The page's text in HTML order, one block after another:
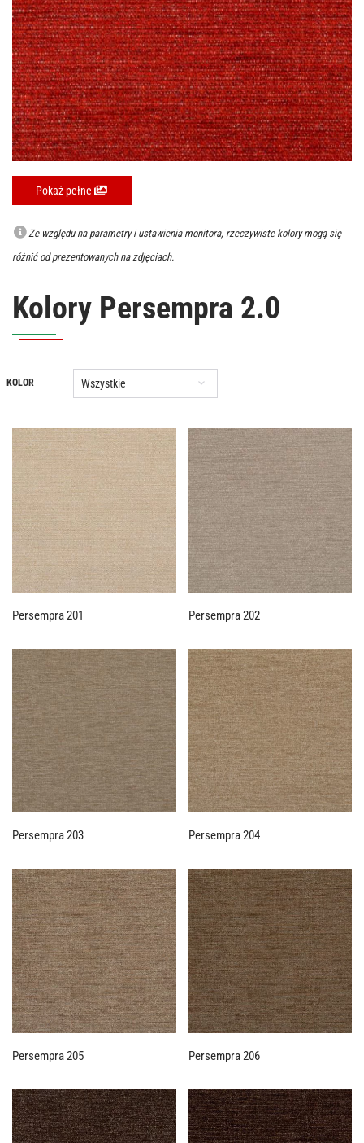
Pokaż pełne
Ze względu na parametry i ustawienia monitora, rzeczywiste kolory mogą się
różnić od prezentowanych na zdjęciach.
Kolory Persempra 2.0
KOLOR Wszystkie
Persempra 201 Persempra 202
Persempra 203 Persempra 204
Persempra 205 Persempra 206